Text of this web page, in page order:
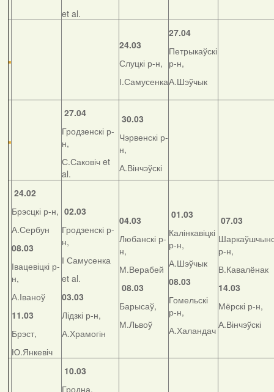
et al.
24.03
Слуцкі р-н,
І.Самусенка
27.04
Петрыкаўскі
р-н,
А.Шэўчык
27.04
Гродзенскі р-
н,
С.Саковіч et
al.
30.03
Чэрвенскі р-
н,
А.Вінчэўскі
24.02
Брэсцкі р-н,
А.Сербун
08.03
Івацевіцкі р-
н,
А.Іваноў
11.03
Брэст,
Ю.Янкевіч
02.03
Гродзенскі р-
н,
І Самусенка
et al.
03.03
Лідзкі р-н,
А.Храмогін
04.03
Любанскі р-
н,
М.Верабей
08.03
Барысаў,
М.Львоў
01.03
Калінкавіцкі
р-н,
А.Шэўчык
08.03
Гомельскі
р-н,
А.Халандач
07.03
р-н,
В.Кавалёнак
14.03
Мёрскі р-н,
А.Вінчэўскі
10.03
Гродна,